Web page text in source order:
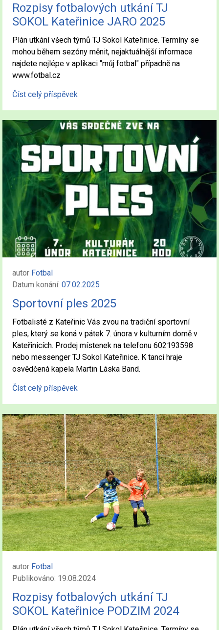
Rozpisy fotbalových utkání TJ
SOKOL Kateřinice JARO 2025
Plán utkání všech týmů TJ Sokol Kateřinice. Termíny se
mohou během sezóny měnit, nejaktuálnější informace
najdete nejlépe v aplikaci "můj fotbal" případně na
www.fotbal.cz
Číst celý příspěvek
autor Fotbal
Datum konání: 07.02.2025
Sportovní ples 2025
Fotbalisté z Kateřinic Vás zvou na tradiční sportovní
ples, který se koná v pátek 7. února v kulturním domě v
Kateřinicích. Prodej místenek na telefonu 602193598
nebo messenger TJ Sokol Kateřinice. K tanci hraje
osvědčená kapela Martin Láska Band.
Číst celý příspěvek
autor Fotbal
Publikováno: 19.08.2024
Rozpisy fotbalových utkání TJ
SOKOL Kateřinice PODZIM 2024